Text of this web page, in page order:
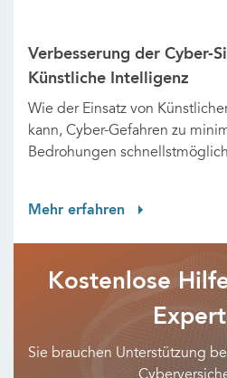
Verbesserung der Cyber-
Künstliche Intelligenz
Wie der Einsatz von
kann, Cyber-Gefahren zu
Bedrohungen
Mehr erfahren
Kostenlose
Sie brauchen Unterstützung